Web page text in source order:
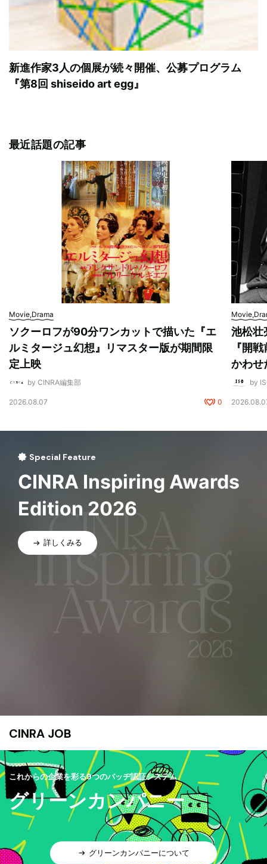
新進作家3人の個展が続々開催、公募プログラム
『第8回 shiseido art egg』
最近話題の記事
Movie,Drama
ソクーロフが90分ワンカットで描いた『エ
ルミタージュ幻想』リマスター版が期間限
定上映
by CINRA編集部
2026.08.07 0
池松壮
『開
かわせ
by
Special Feature
CINRA Inspiring Awards
Edition 2026
詳しくみる
CINRA JOB
これからの企業を彩る9つのバッヂ認証システム
グリーンカンパニー
グリーンカンパニーについて